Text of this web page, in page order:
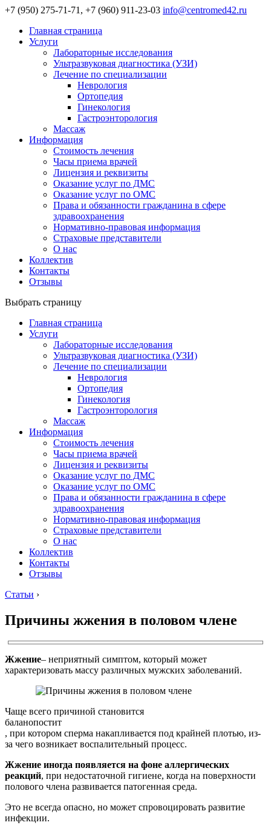
+7 (950) 275-71-71, +7 (960) 911-23-03 info@centromed42.ru
Главная страница
Услуги
Лабораторные исследования
Ультразвуковая диагностика (УЗИ)
Лечение по специализации
Неврология
Ортопедия
Гинекология
Гастроэнторология
Массаж
Информация
Стоимость лечения
Часы приема врачей
Лицензия и реквизиты
Оказание услуг по ДМС
Оказание услуг по ОМС
Права и обязанности гражданина в сфере
здравоохранения
Нормативно-правовая информация
Страховые представители
О нас
Коллектив
Контакты
Отзывы
Выбрать страницу
Главная страница
Услуги
Лабораторные исследования
Ультразвуковая диагностика (УЗИ)
Лечение по специализации
Неврология
Ортопедия
Гинекология
Гастроэнторология
Массаж
Информация
Стоимость лечения
Часы приема врачей
Лицензия и реквизиты
Оказание услуг по ДМС
Оказание услуг по ОМС
Права и обязанности гражданина в сфере
здравоохранения
Нормативно-правовая информация
Страховые представители
О нас
Коллектив
Контакты
Отзывы
Статьи ›
Причины жжения в половом члене
Жжение– неприятный симптом, который может
характеризовать массу различных мужских заболеваний.
Чаще всего причиной становится
баланопостит
, при котором сперма накапливается под крайней плотью, из-
за чего возникает воспалительный процесс.
Жжение иногда появляется на фоне аллергических
реакций, при недостаточной гигиене, когда на поверхности
полового члена развивается патогенная среда.
Это не всегда опасно, но может спровоцировать развитие
инфекции.